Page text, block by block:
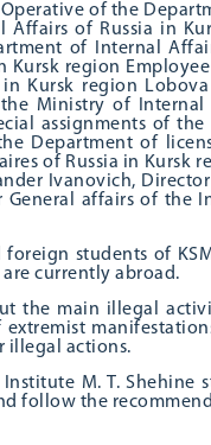
of the
Affairs of Russia in
of Internal
Kursk region
Kursk region
Ministry of
assignments of
Department of
of Russia in Kursk
Ivanovich,
affairs of the
students of
currently abroad.
the main illegal
extremist
illegal actions.
M. T. Shehine
follow the